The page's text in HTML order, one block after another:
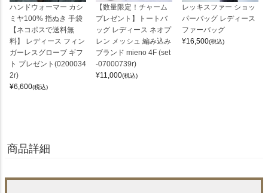
ハンドウォーマー カシ
ミヤ100% 指ぬき 手袋
【ネコポスで送料無
料】 レディース フィン
ガーレスグローブ ギフ
ト プレゼント(0200034
2r)
¥6,600(税込)
【数量限定！チャーム
プレゼント】トートバ
ッグ レディース ネオプ
レン メッシュ 編み込み
ブランド mieno 4F (set
-07000739r)
¥11,000(税込)
レッキスファー ショッ
パーバッグ レディース
ファーバッグ
¥16,500(税込)
商品詳細